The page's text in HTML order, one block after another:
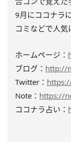
9月にココナラ
コミなどで人気
ホームページ：
ブログ： http://
Twitter：
Note： https://
ココナラ占い：